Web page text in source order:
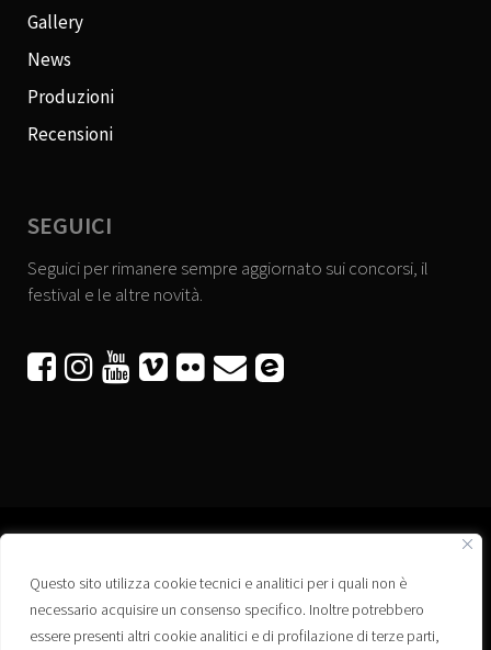
Questo sito utilizza cookie tecnici e analitici per i quali non è
necessario acquisire un consenso specifico. Inoltre potrebbero
essere presenti altri cookie analitici e di profilazione di terze parti,
Gallery
News
Produzioni
Recensioni
SEGUICI
Seguici per rimanere sempre aggiornato sui concorsi, il
festival e le altre novità.
     
Associazione “Corti a Ponte” APS
Via Wagner, 42 - 35020 Ponte San Nicolò (PD)
C.F. 92223660280